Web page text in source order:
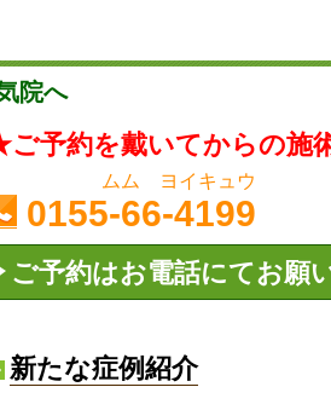
院へ
予約を戴いてからの施
ムム ヨイキュウ
0155-66-4199
ご予約はお電話にてお願
新たな症例紹介